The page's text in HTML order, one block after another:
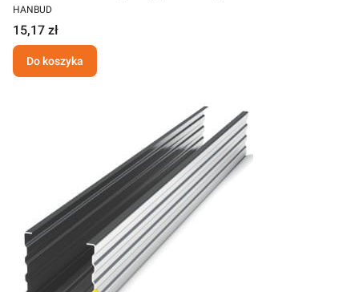
HANBUD
15,17 zł
Do koszyka